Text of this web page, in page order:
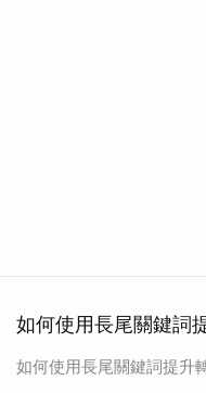
如何使用長尾關鍵詞
如何使用長尾關鍵詞提升